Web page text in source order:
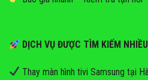
DỊCH VỤ ĐƯỢC TÌM KIẾM NHIỀU
Thay màn hình tivi Samsung tại